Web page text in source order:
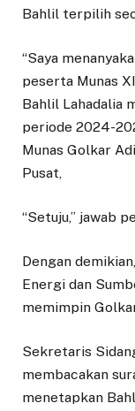
Bahlil terpilih
“Saya
peserta Munas
Bahlil Lahadalia
periode 2024-
Munas Golkar
Pusat,
“Setuju,” jawab
Dengan
Energi dan
memimpin
Sekretaris
membacakan
menetapkan